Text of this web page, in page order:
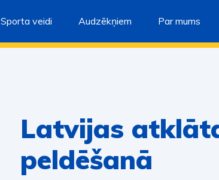
Sporta veidi Audzēkņiem Par mums
Latvijas
peldēšanā